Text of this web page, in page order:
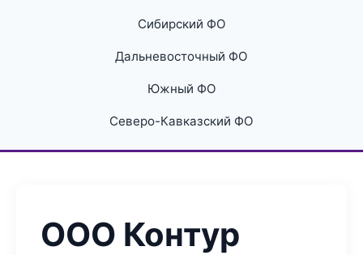
Сибирский ФО
Дальневосточный ФО
Южный ФО
Северо-Кавказский ФО
ООО Контур